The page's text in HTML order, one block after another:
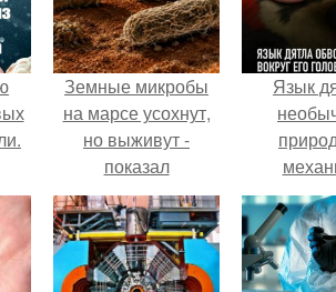
Земные микробы
на марсе усохнут,
но выживут -
показал
эксперимент.
Язык